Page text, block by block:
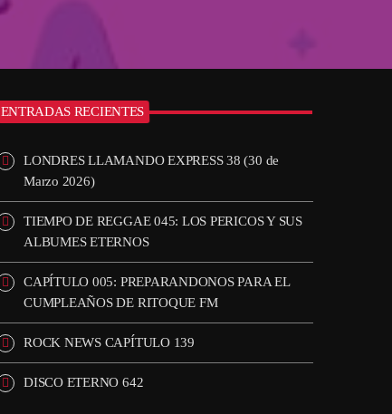
ENTRADAS RECIENTES
LONDRES LLAMANDO EXPRESS 38 (30 de
Marzo 2026)
TIEMPO DE REGGAE 045: LOS PERICOS Y SUS
ALBUMES ETERNOS
CAPÍTULO 005: PREPARANDONOS PARA EL
CUMPLEAÑOS DE RITOQUE FM
ROCK NEWS CAPÍTULO 139
DISCO ETERNO 642